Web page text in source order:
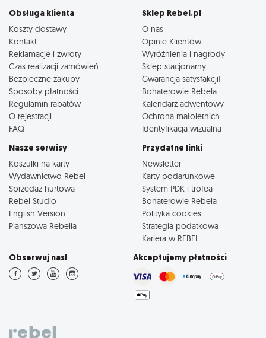
Obsługa klienta
Koszty dostawy
Kontakt
Reklamacje i zwroty
Czas realizacji zamówień
Bezpieczne zakupy
Sposoby płatności
Regulamin rabatów
O rejestracji
FAQ
Sklep Rebel.pl
O nas
Opinie Klientów
Wyróżnienia i nagrody
Sklep stacjonarny
Gwarancja satysfakcji!
Bohaterowie Rebela
Kalendarz adwentowy
Ochrona małoletnich
Identyfikacja wizualna
Nasze serwisy
Koszulki na karty
Wydawnictwo Rebel
Sprzedaż hurtowa
Rebel Studio
English Version
Planszowa Rebelia
Przydatne linki
Newsletter
Karty podarunkowe
System PDK i trofea
Bohaterowie Rebela
Polityka cookies
Strategia podatkowa
Kariera w REBEL
Obserwuj nas! Akceptujemy płatności